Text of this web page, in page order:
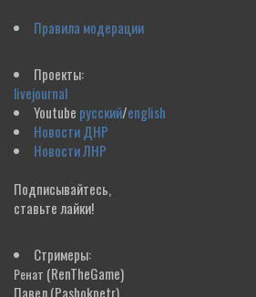
Правила модерации
Проекты:
livejournal
Youtube русский/english
Новости ДНР
Новости ЛНР
Подписывайтесь,
ставьте лайки!
Стримеры:
Ренат (RenTheGame)
Павел(Pashokpetr)